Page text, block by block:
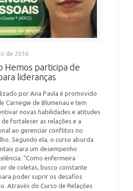
de 2016
Hemos participa de
lideranças
por Ana Paula é promovido
Carnegie de Blumenau e tem
novas habilidades e atitudes
fortalecer as relações e a
ao gerenciar conflitos no
Segundo ela, o curso aborda
para um desempenho
“Como enfermeira
de coletas, busco constante
poder suprir os desafios
Através do Curso de Relações